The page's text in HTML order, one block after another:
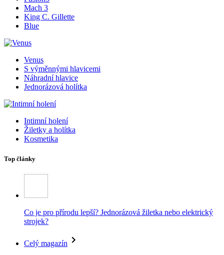
Mach 3
King C. Gillette
Blue
Venus
S výměnnými hlavicemi
Náhradní hlavice
Jednorázová holítka
Intimní holení
Žiletky a holítka
Kosmetika
Top články
Co je pro přírodu lepší? Jednorázová žiletka nebo elektrický
strojek?
Celý magazín